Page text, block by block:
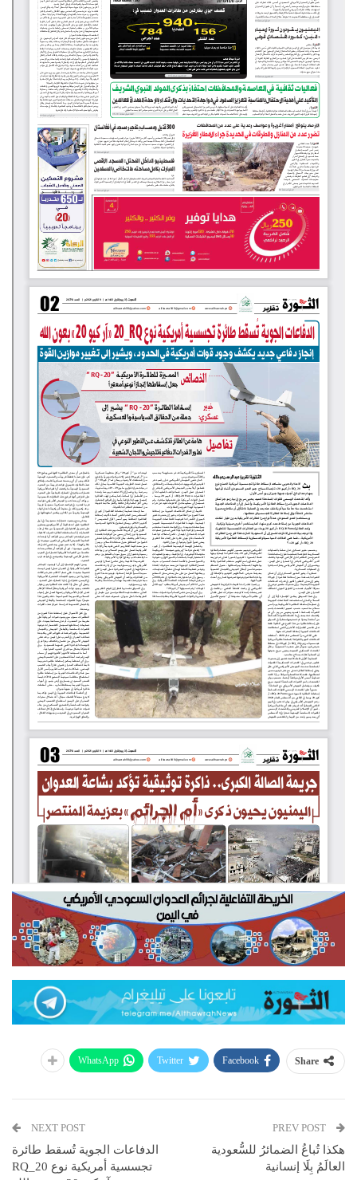
Share
Facebook
Twitter
WhatsApp
هكذا تُباعُ الضمائرُ للسُّعودية
العالَمُ بِلَا إنسانية
NEXT POST
الدفاعات الجوية تُسقط طائرة
تجسسية أمريكية نوع RQ_20